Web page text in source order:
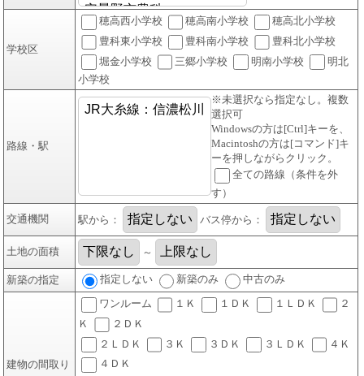
学校区
穂高西小学校 穂高南小学校
穂高北小学校
豊科東小学校
豊科南小学校
豊科北小学校
堀金小学校
三郷小学校 明南小学校
明北
小学校
路線・駅
※未選択なら指定なし。複数
選択可
Windowsの方は[Ctrl]キーを、
Macintoshの方は[コマンド]キ
ーを押しながらクリック。
全ての路線（条件を外
す）
交通機関 駅から： バス停から：
土地の面積 ～
新築の指定 指定しない 新築のみ 中古のみ
建物の間取り
ワンルーム １Ｋ １ＤＫ １ＬＤＫ
２
Ｋ
２ＤＫ
２ＬＤＫ
３Ｋ ３ＤＫ ３ＬＤＫ
４Ｋ
４ＤＫ